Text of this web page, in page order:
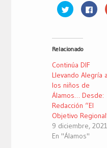
Haz
clic
Twitter
abre
una
ventana
nueva)
Haz
clic
Relacionado
Continúa DIF
Llevando Alegría a
los niños de
Álamos… Desde:
Redacción “El
Objetivo
9 diciembre, 2021
En "Álamos"